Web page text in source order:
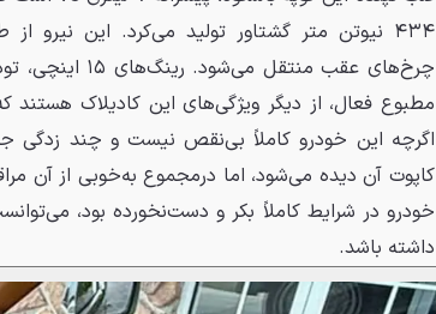
۴۳۴ نیوتن متر گشتاور تولید می‌کرد. این
مطبوع فعال، از دیگر ویژگی‌های این کادیلاک هستند
اگرچه این خودرو کاملاً بی‌نقص نیست و چند زدگی
کاپوت آن دیده می‌شود، اما درمجموع به‌خوبی از آن
داشته باشد.